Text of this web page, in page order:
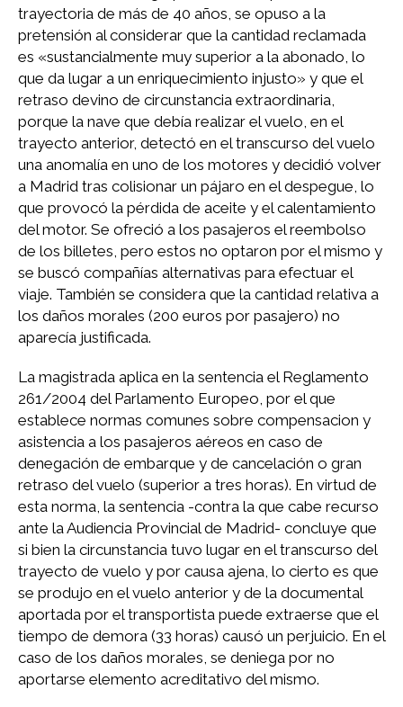
trayectoria de más de 40 años, se opuso a la
pretensión al considerar que la cantidad reclamada
es «sustancialmente muy superior a la abonado, lo
que da lugar a un enriquecimiento injusto» y que el
retraso devino de circunstancia extraordinaria,
porque la nave que debía realizar el vuelo, en el
trayecto anterior, detectó en el transcurso del vuelo
una anomalía en uno de los motores y decidió volver
a Madrid tras colisionar un pájaro en el despegue, lo
que provocó la pérdida de aceite y el calentamiento
del motor. Se ofreció a los pasajeros el reembolso
de los billetes, pero estos no optaron por el mismo y
se buscó compañías alternativas para efectuar el
viaje. También se considera que la cantidad relativa a
los daños morales (200 euros por pasajero) no
aparecía justificada.
La magistrada aplica en la sentencia el Reglamento
261/2004 del Parlamento Europeo, por el que
establece normas comunes sobre compensacion y
asistencia a los pasajeros aéreos en caso de
denegación de embarque y de cancelación o gran
retraso del vuelo (superior a tres horas). En virtud de
esta norma, la sentencia -contra la que cabe recurso
ante la Audiencia Provincial de Madrid- concluye que
si bien la circunstancia tuvo lugar en el transcurso del
trayecto de vuelo y por causa ajena, lo cierto es que
se produjo en el vuelo anterior y de la documental
aportada por el transportista puede extraerse que el
tiempo de demora (33 horas) causó un perjuicio. En el
caso de los daños morales, se deniega por no
aportarse elemento acreditativo del mismo.